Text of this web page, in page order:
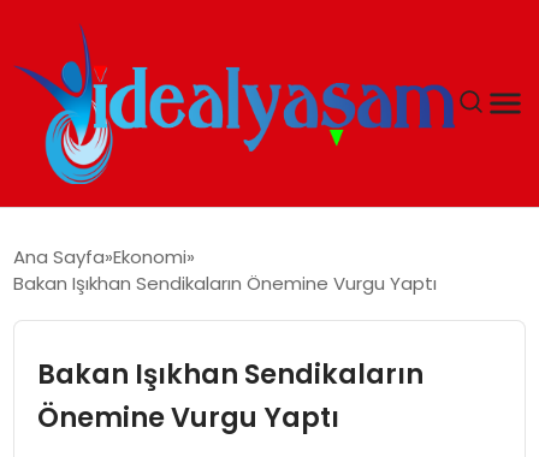
GÜNDEM
EKONOMI
İDEAL YAŞAM
Ana Sayfa Ekonomi
Bakan Işıkhan Sendikaların Önemine Vurgu Yaptı
Bakan Işıkhan Sendikaların
Önemine Vurgu Yaptı